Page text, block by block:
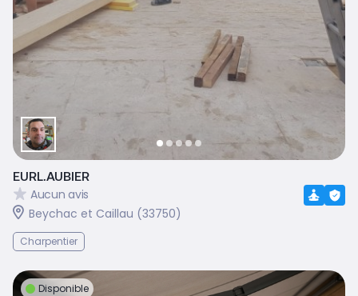
EURL.AUBIER
Aucun avis
Beychac et Caillau (33750)
Charpentier
Disponible